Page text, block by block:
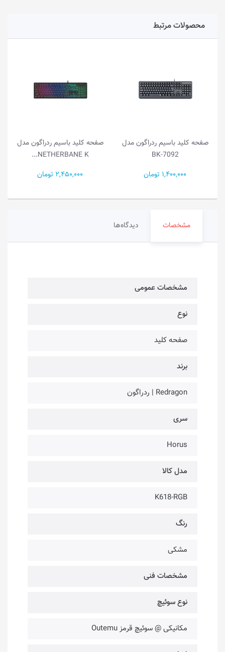
محصولات مرتبط
صفحه کلید باسیم ردراگون مدل
BK-7092
1,400,000 تومان
صفحه کلید باسیم ردراگون مدل
NETHERBANE K...
2,450,000 تومان
مشخصات دیدگاه‌ها
مشخصات عمومی
نوع
صفحه کلید
برند
Redragon | ردراگون
سری
Horus
مدل کالا
K618-RGB
رنگ
مشکی
مشخصات فنی
نوع سوئیچ
مکانیکی @ سوئیچ قرمز Outemu